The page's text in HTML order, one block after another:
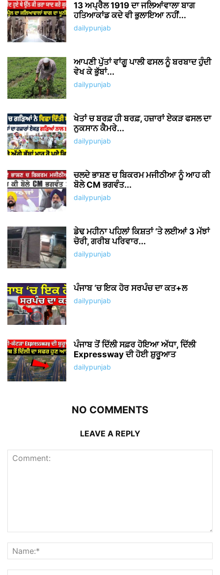
13 ਅਪ੍ਰੈਲ 1919 ਦਾ ਜਲਿਆਂਵਾਲਾ ਬਾਗ
ਹਤਿਆਕਾਂਡ ਕਦੇ ਵੀ ਭੁਲਾਇਆ ਨਹੀਂ...
dailypunjab
ਆਪਣੀ ਪੁੱਤਾਂ ਵਾਂਗੂ ਪਾਲੀ ਫਸਲ ਨੂੰ ਬਰਬਾਦ ਹੁੰਦੀ
ਵੇਖ ਕੇ ਭੁੱਬਾਂ...
dailypunjab
ਖੇਤਾਂ ਚ ਬਰਫ਼ ਹੀ ਬਰਫ਼, ਹਜ਼ਾਰਾਂ ਏਕੜ ਫਸਲ ਦਾ
ਨੁਕਸਾਨ ਕੈਮਰੇ...
dailypunjab
ਚਲਦੇ ਭਾਸ਼ਣ ਚ ਬਿਕਰਮ ਮਜੀਠੀਆ ਨੂੰ ਆਹ ਕੀ
ਬੋਲੇ CM ਭਗਵੰਤ...
dailypunjab
ਡੇਢ ਮਹੀਨਾ ਪਹਿਲਾਂ ਕਿਸ਼ਤਾਂ ‘ਤੇ ਲਈਆਂ 3 ਮੱਝਾਂ
ਚੋਰੀ, ਗਰੀਬ ਪਰਿਵਾਰ...
dailypunjab
ਪੰਜਾਬ ‘ਚ ਇਕ ਹੋਰ ਸਰਪੰਚ ਦਾ ਕਤ+ਲ
dailypunjab
ਪੰਜਾਬ ਤੋਂ ਦਿੱਲੀ ਸਫ਼ਰ ਹੋਇਆ ਅੱਧਾ, ਦਿੱਲੀ
Expressway ਦੀ ਹੋਈ ਸ਼ੁਰੂਆਤ
dailypunjab
NO COMMENTS
LEAVE A REPLY